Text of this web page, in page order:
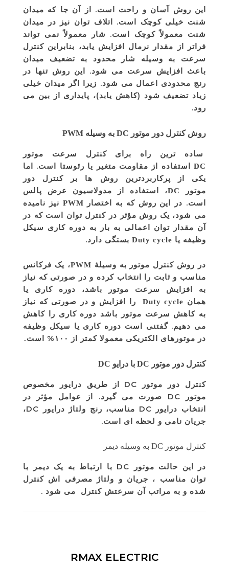
این روش آسان و راحت است. از آن جا که میدان
شنت خیلی کوچک است. اتلاف توان نیز در میدان
شنت معمولاً کوچک است. شار معمولاً نمی تواند
فراتر از مقدار نرمال افزایش یابد، بنابراین کنترل
سرعت به وسیله شار محدود به تضعیف میدان
باعث افزایش سرعت می شود. این روش تنها در
رنج محدودی اعمال می شود. زیرا اگر میدان خیلی
زیاد تضعیف شود (کاهش یابد)، پایداری از بین می
رود.
روش کنترل دور موتور DC به وسیله PWM
ساده ترین راه برای کنترل سرعت موتور
DC استفاده از مقاومت متغیر یا رئوستا است. اما
یکی از پرکاربردترین روش ها بر کنترل دور
موتور
DC، استفاده از مدولاسیون عرض پالس
است. در این روش که به اختصار
PWM نیز نامیده
می شود، یک روش مؤثر در کنترل توان است که در
آن مقدار توان اعمالی به بار به دوره کاری سیکل
وظیفه یا Duty cycle بستگی دارد.
در روش کنترل موتور به وسیلۀ PWM، یک فرکانس
مناسب و ثابت را انتخاب کرده و در صورتی که نیاز
به افزایش سرعت موتور باشد، دوره کاری یا
همان Duty cycle
را افزایش و در صورتی که نیاز
به کاهش سرعت موتور باشد دوره کاری را کاهش
می دهیم. گفتنی است دوره کاری یا سیکل وظیفه
در موتورهای الکتریکی معمولا کمتر از ۱۰۰% است
.
کنترل دور موتور DC با درایو DC
کنترل دور موتور DC از طریق درایور مخصوص
موتور DC صورت می گیرد. از عوامل مؤثر در
انتخاب درایور DC مناسب، رنج ولتاژ درایور DC،
جریان نامی و لحظه ای است.
کنترل موتور DC به وسیله دیمر
در این حالت موتور DC با ارتباط به یک دیمر با
توان مناسب ، جریان و ولتاژ مصرفی اش کنترل
شده و به مراتب آن سرعتش کنترل می شود .
RMAX ELECTRIC